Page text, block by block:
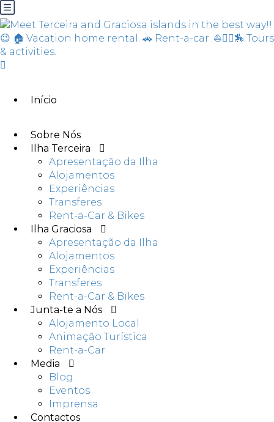
Início
Sobre Nós
Ilha Terceira
Apresentação da Ilha
Alojamentos
Experiências
Transferes
Rent-a-Car & Bikes
Ilha Graciosa
Apresentação da Ilha
Alojamentos
Experiências
Transferes
Rent-a-Car & Bikes
Junta-te a Nós
Alojamento Local
Animação Turística
Rent-a-Car
Media
Blog
Eventos
Imprensa
Contactos